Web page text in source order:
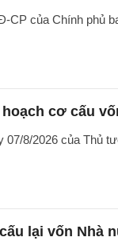
CP của Chính phủ
cơ cấu
07/8/2026 của Thủ
lại vốn Nhà